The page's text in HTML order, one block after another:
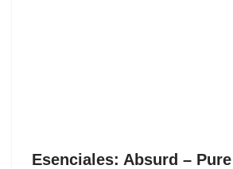
Esenciales: Absurd ‎–